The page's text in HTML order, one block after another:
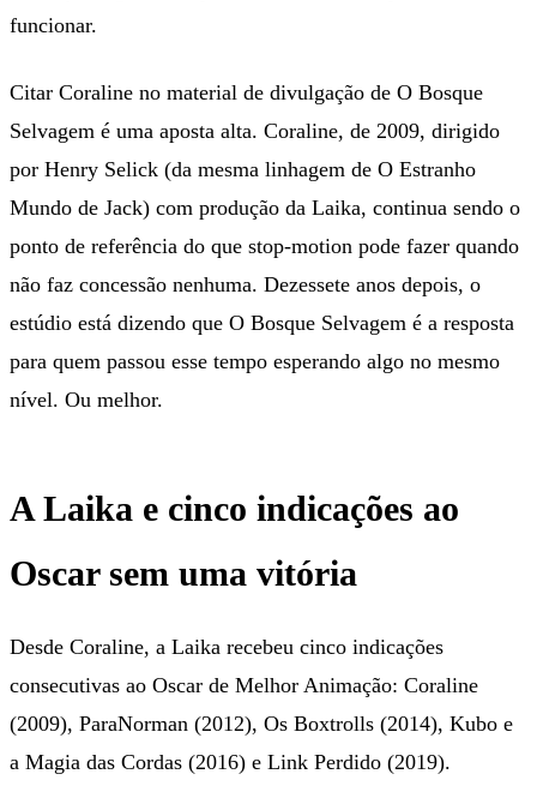
funcionar.
Citar Coraline no material de divulgação de O Bosque
Selvagem é uma aposta alta. Coraline, de 2009, dirigido
por Henry Selick (da mesma linhagem de O Estranho
Mundo de Jack) com produção da Laika, continua sendo o
ponto de referência do que stop-motion pode fazer quando
não faz concessão nenhuma. Dezessete anos depois, o
estúdio está dizendo que O Bosque Selvagem é a resposta
para quem passou esse tempo esperando algo no mesmo
nível. Ou melhor.
A Laika e cinco indicações ao
Oscar sem uma vitória
Desde Coraline, a Laika recebeu cinco indicações
consecutivas ao Oscar de Melhor Animação: Coraline
(2009), ParaNorman (2012), Os Boxtrolls (2014), Kubo e
a Magia das Cordas (2016) e Link Perdido (2019).